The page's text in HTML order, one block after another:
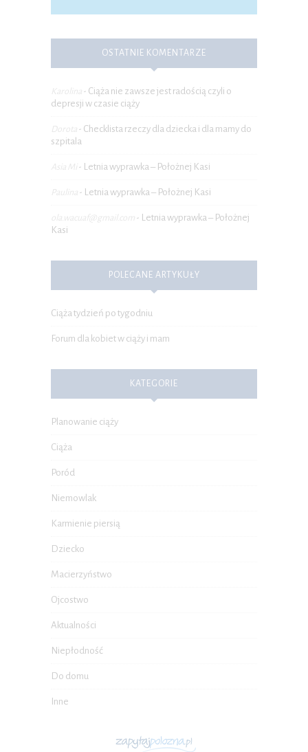
OSTATNIE KOMENTARZE
Karolina - Ciąża nie zawsze jest radością czyli o
depresji w czasie ciąży
Dorota - Checklista rzeczy dla dziecka i dla mamy do
szpitala
Asia Mi - Letnia wyprawka – Położnej Kasi
Paulina - Letnia wyprawka – Położnej Kasi
ola.wacuaf@gmail.com - Letnia wyprawka – Położnej
Kasi
POLECANE ARTYKUŁY
Ciąża tydzień po tygodniu
Forum dla kobiet w ciąży i mam
KATEGORIE
Planowanie ciąży
Ciąża
Poród
Niemowlak
Karmienie piersią
Dziecko
Macierzyństwo
Ojcostwo
Aktualności
Niepłodność
Do domu
Inne